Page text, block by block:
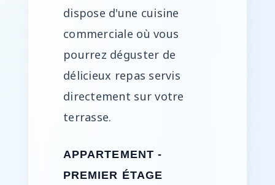
dispose d'une cuisine
commerciale où vous
pourrez déguster de
délicieux repas servis
directement sur votre
terrasse.
APPARTEMENT -
PREMIER ÉTAGE